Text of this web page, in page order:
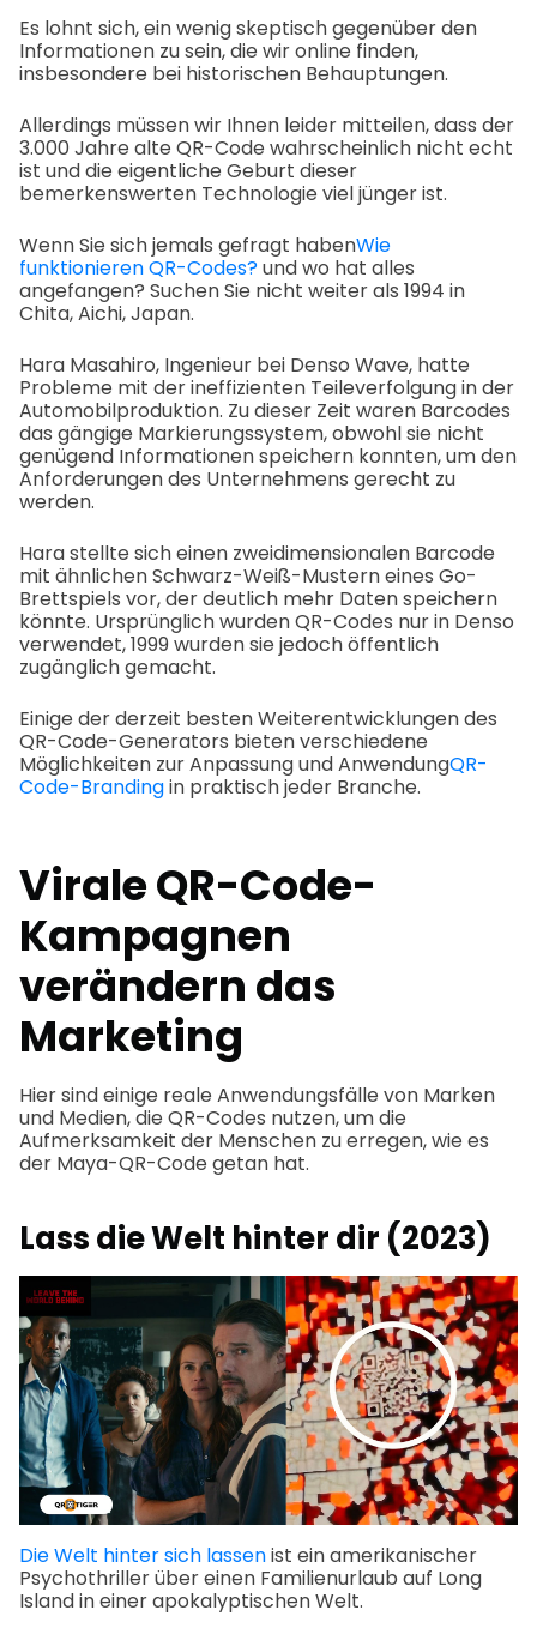
Es lohnt sich, ein wenig skeptisch gegenüber den
Informationen zu sein, die wir online finden,
insbesondere bei historischen Behauptungen.
Allerdings müssen wir Ihnen leider mitteilen, dass der
3.000 Jahre alte QR-Code wahrscheinlich nicht echt
ist und die eigentliche Geburt dieser
bemerkenswerten Technologie viel jünger ist.
Wenn Sie sich jemals gefragt habenWie
funktionieren QR-Codes?und wo hat alles
angefangen? Suchen Sie nicht weiter als 1994 in
Chita, Aichi, Japan.
Hara Masahiro, Ingenieur bei Denso Wave, hatte
Probleme mit der ineffizienten Teileverfolgung in der
Automobilproduktion. Zu dieser Zeit waren Barcodes
das gängige Markierungssystem, obwohl sie nicht
genügend Informationen speichern konnten, um den
Anforderungen des Unternehmens gerecht zu
werden.
Hara stellte sich einen zweidimensionalen Barcode
mit ähnlichen Schwarz-Weiß-Mustern eines Go-
Brettspiels vor, der deutlich mehr Daten speichern
könnte. Ursprünglich wurden QR-Codes nur in Denso
verwendet, 1999 wurden sie jedoch öffentlich
zugänglich gemacht.
Einige der derzeit besten Weiterentwicklungen des
QR-Code-Generators bieten verschiedene
Möglichkeiten zur Anpassung und AnwendungQR-
Code-Brandingin praktisch jeder Branche.
Virale QR-Code-
Kampagnen
verändern das
Marketing
Hier sind einige reale Anwendungsfälle von Marken
und Medien, die QR-Codes nutzen, um die
Aufmerksamkeit der Menschen zu erregen, wie es
der Maya-QR-Code getan hat.
Lass die Welt hinter dir (2023)
Die Welt hinter sich lassenist ein amerikanischer
Psychothriller über einen Familienurlaub auf Long
Island in einer apokalyptischen Welt.